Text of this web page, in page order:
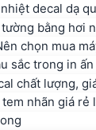
decal dạ
bằng hơi
chọn mua
sắc trong in
chất lượng,
nhãn giá rẻ